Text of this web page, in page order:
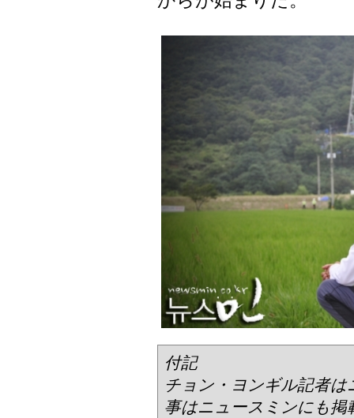
付記
チョン・ヨンギル記者
事はニュースミンにも